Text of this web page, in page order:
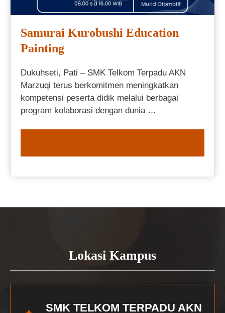
Samurai Kurobushi Education
Painting
Dukuhseti, Pati – SMK Telkom Terpadu AKN
Marzuqi terus berkomitmen meningkatkan
kompetensi peserta didik melalui berbagai
program kolaborasi dengan dunia …
Lokasi Kampus
SMK TELKOM TERPADU AKN